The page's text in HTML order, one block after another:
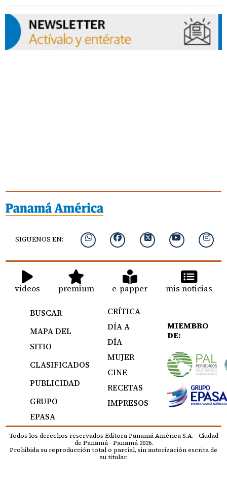
SIGUENOS EN:
videos premium e-papper mis noticias
BUSCAR
MAPA DEL
SITIO
CLASIFICADOS
PUBLICIDAD
GRUPO
EPASA
CRÍTICA
DÍA A
DÍA
MUJER
CINE
RECETAS
IMPRESOS
MIEMBRO
DE:
Todos los derechos reservados Editora Panamá América S.A. - Ciudad
de Panamá - Panamá 2026.
Prohibida su reproducción total o parcial, sin autorización escrita de
su titular.